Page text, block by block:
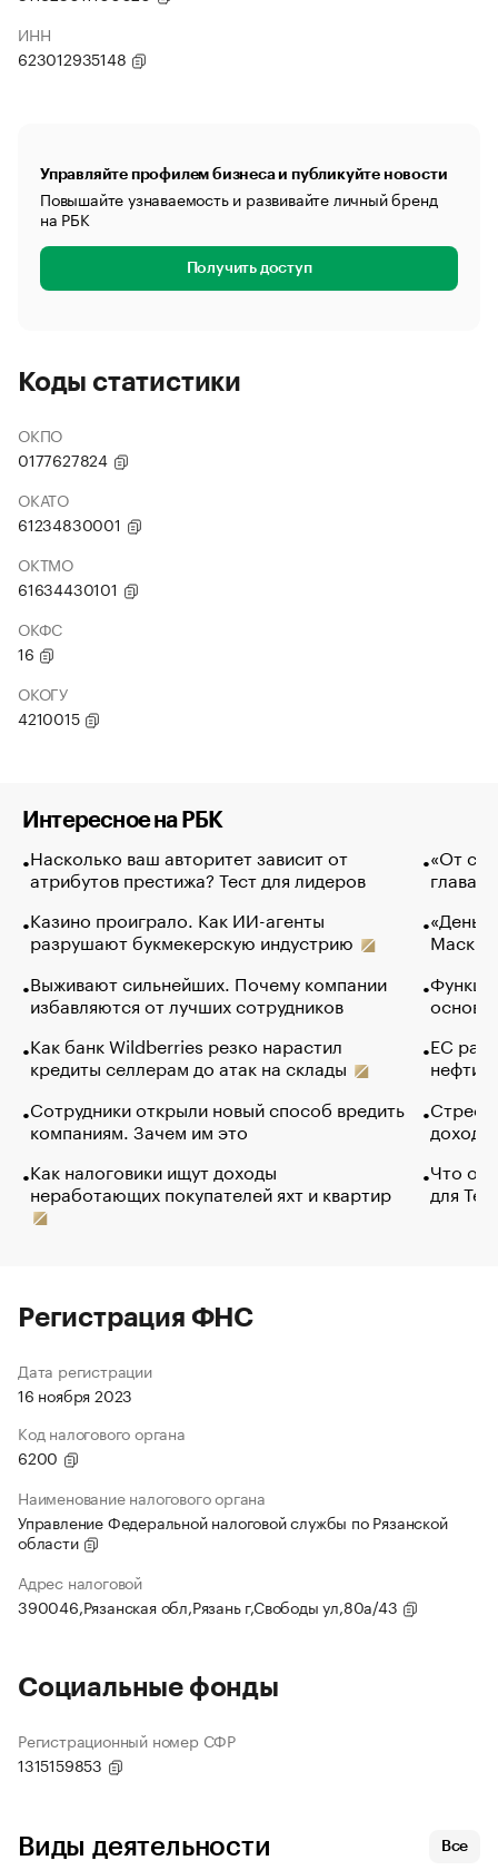
ИНН
623012935148
Управляйте профилем бизнеса и публикуйте новости
Повышайте узнаваемость и развивайте личный бренд
на РБК
Получить доступ
Коды статистики
ОКПО
0177627824
ОКАТО
61234830001
ОКТМО
61634430101
ОКФС
16
ОКОГУ
4210015
Интересное на РБК
Насколько ваш авторитет зависит от
атрибутов престижа? Тест для лидеров
Казино проиграло. Как ИИ-агенты
разрушают букмекерскую индустрию
Выживают сильнейших. Почему компании
избавляются от лучших сотрудников
Как банк Wildberries резко нарастил
кредиты селлерам до атак на склады
Сотрудники открыли новый способ вредить
компаниям. Зачем им это
Как налоговики ищут доходы
неработающих покупателей яхт и квартир
«От
глава
Маск в
основ
ЕС
нефти
Что
для
Регистрация ФНС
Дата регистрации
16 ноября 2023
Код налогового органа
6200
Наименование налогового органа
Управление Федеральной налоговой службы по Рязанской
области
Адрес налоговой
390046,Рязанская обл,Рязань г,Свободы ул,80а/43
Социальные фонды
Регистрационный номер СФР
1315159853
Виды деятельности Все